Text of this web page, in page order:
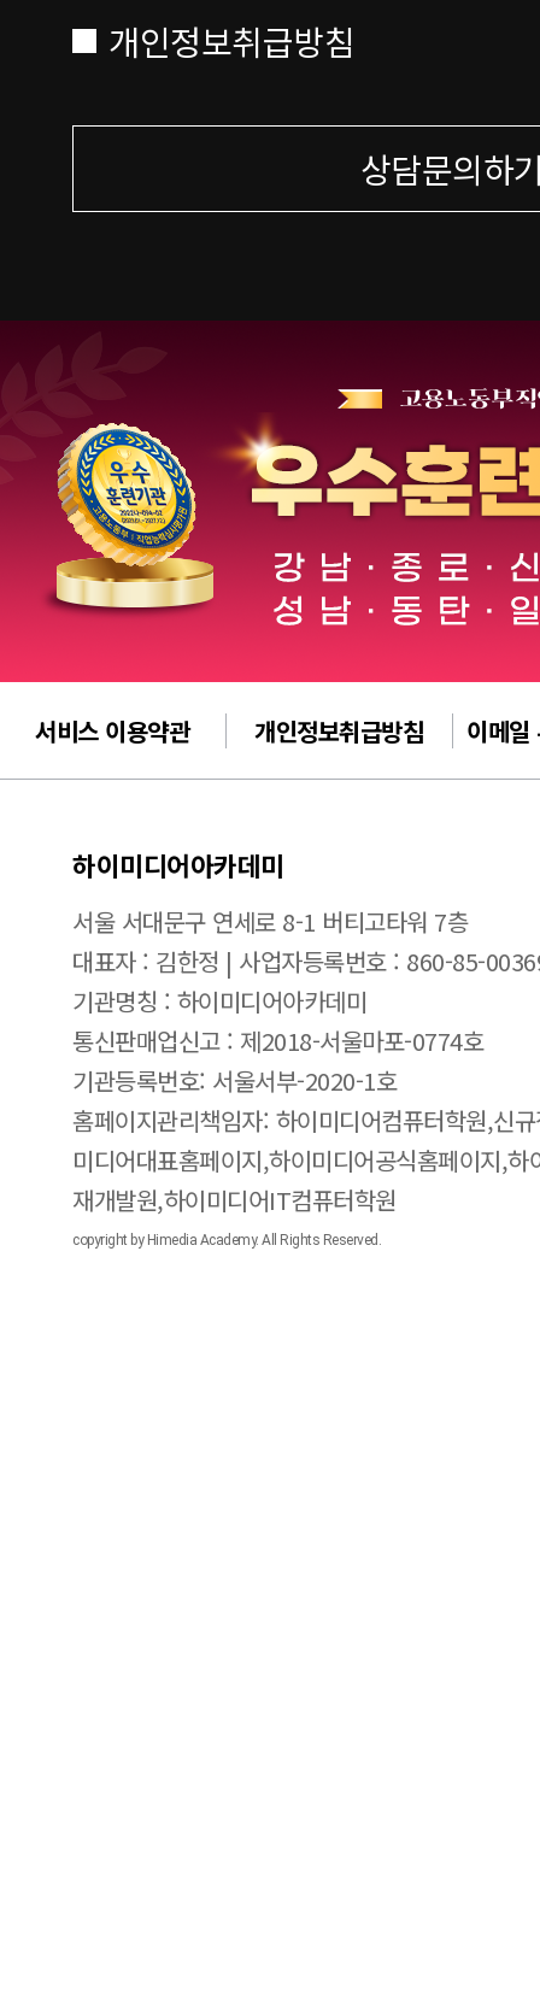
개인정보취급방침
상담문의하
서비스 이용약관 개인정보취급방침 이메일
하이미디어아카데미
서울 서대문구 연세로 8-1 버티고타워 7층
대표자 : 김한정 | 사업자등록번호 : 860-85-
기관명칭 : 하이미디어아카데미
통신판매업신고 : 제2018-서울마포-0774호
기관등록번호: 서울서부-2020-1호
홈페이지관리책임자: 하이미디어컴퓨터학원,신
미디어대표홈페이지,하이미디어공식홈페이지,
재개발원,하이미디어IT컴퓨터학원
copyright by Himedia Academy. All Rights Reserved.